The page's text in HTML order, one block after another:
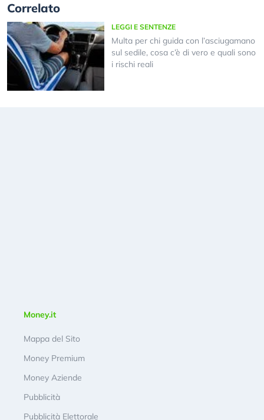
Correlato
LEGGI E SENTENZE
Multa per chi guida con l’asciugamano
sul sedile, cosa c’è di vero e quali sono
i rischi reali
Money.it
Mappa del Sito
Money Premium
Money Aziende
Pubblicità
Pubblicità Elettorale